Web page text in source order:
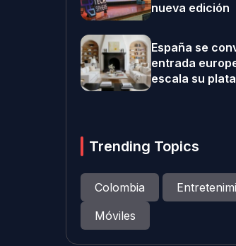
nueva edición
España se
entrada
escala su
Trending Topics
Colombia
Móviles